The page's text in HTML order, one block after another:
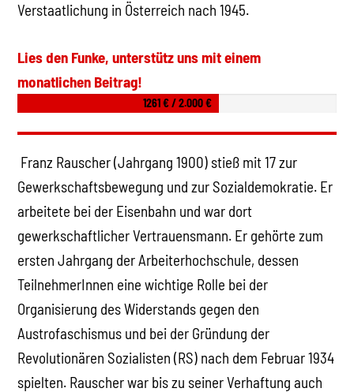
Verstaatlichung in Österreich nach 1945.
Lies den Funke, unterstütz uns mit einem
monatlichen Beitrag!
1261 € / 2.000 €
Franz Rauscher (Jahrgang 1900) stieß mit 17 zur
Gewerkschaftsbewegung und zur Sozialdemokratie. Er
arbeitete bei der Eisenbahn und war dort
gewerkschaftlicher Vertrauensmann. Er gehörte zum
ersten Jahrgang der Arbeiterhochschule, dessen
TeilnehmerInnen eine wichtige Rolle bei der
Organisierung des Widerstands gegen den
Austrofaschismus und bei der Gründung der
Revolutionären Sozialisten (RS) nach dem Februar 1934
spielten. Rauscher war bis zu seiner Verhaftung auch